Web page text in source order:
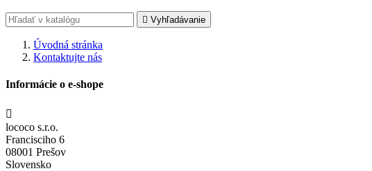
 Vyhľadávanie
Úvodná stránka
Kontaktujte nás
Informácie o e-shope

lococo s.r.o.
Francisciho 6
08001 Prešov
Slovensko